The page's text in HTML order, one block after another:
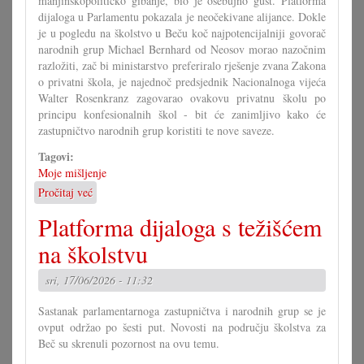
dijaloga u Parlamentu pokazala je neočekivane alijance. Dokle
je u pogledu na školstvo u Beču koč najpotencijalniji govorač
narodnih grup Michael Bernhard od Neosov morao nazočnim
razložiti, zač bi ministarstvo preferiralo rješenje zvana Zakona
o privatni škola, je najednoč predsjednik Nacionalnoga vijeća
Walter Rosenkranz zagovarao ovakovu privatnu školu po
principu konfesionalnih škol - bit će zanimljivo kako će
zastupničtvo narodnih grup koristiti te nove saveze.
Tagovi:
Moje mišljenje
Pročitaj već
Počinje
nova
era
u
Savjetu!?
Platforma dijaloga s težišćem
na školstvu
sri, 17/06/2026 - 11:32
Sastanak parlamentarnoga zastupničtva i narodnih grup se je
ovput održao po šesti put. Novosti na području školstva za
Beč su skrenuli pozornost na ovu temu.